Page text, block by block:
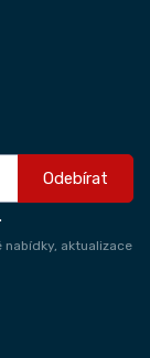
Odebírat
aktualizace